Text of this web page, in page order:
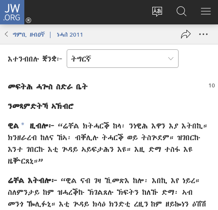
JW.ORG
ቋንቋ
እቶ
(opens
ኣብ
JW.ORG
ድለ
ግምቢ ዘብዐኛ | ነሓሰ 2011
እተንብበሉ ቛንቋ፦
መፍትሕ ሓጐስ ስድራ ቤት
ንመጻምድትኻ ኣኽብሮ
ዊል * ዚብሎ፦ “ሬቸል ክትሓርቕ ከላ፡ ንነዊሕ እዋን እያ እትበኪ።
ክንዘራረብ ከለና ኸኣ፡ ብቐሊሉ ትሓርቕ ወይ ትስጕደም። ዝገበርኩ
እንተ ገበርኩ እቲ ጕዳይ ኣይፍታሕን እዩ። እዚ ድማ ተስፋ እዩ
ዜቝርጸኒ።”
ሬቸል እትብሎ፦ “ዊል ናብ ገዛ ኺመጽእ ከሎ፡ እበኪ እየ ነይረ።
ስለምንታይ ከም ዝሓረቕኩ ኽገልጸሉ ኽፍትን ከለኹ ድማ፡ ኣብ
መንጎ ዀሊፉኒ። እቲ ጕዳይ ክሳዕ ክንድቲ ረዚን ከም ዘይኰነን ዕሽሽ